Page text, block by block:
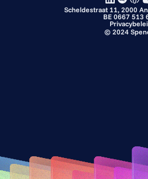
Scheldestraat 11, 2000
BE 0667 513
© 2024